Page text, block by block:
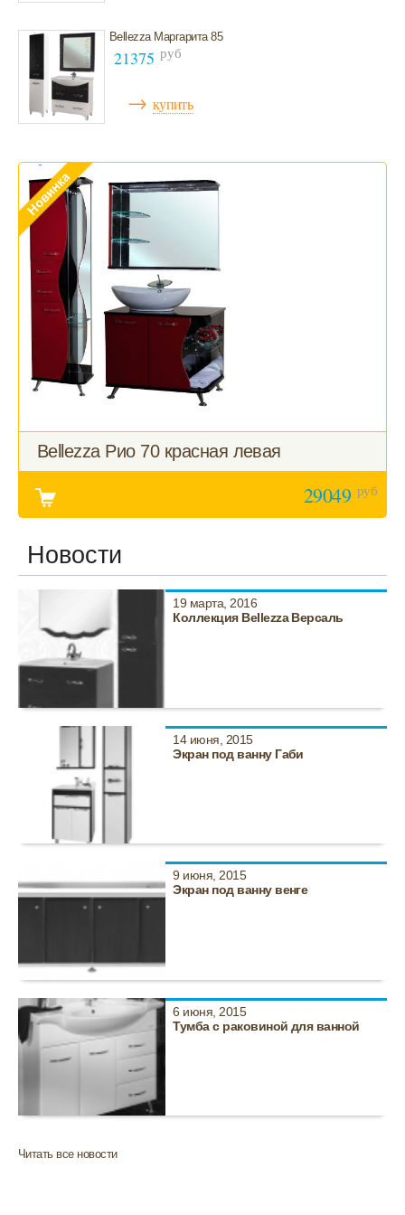
Bellezza Маргарита 85
21375 руб
→ купить
Bellezza Рио 70 красная левая
29049 руб
Новости
19 марта, 2016
Коллекция Bellezza Версаль
14 июня, 2015
Экран под ванну Габи
9 июня, 2015
Экран под ванну венге
6 июня, 2015
Тумба с раковиной для ванной
Читать все новости